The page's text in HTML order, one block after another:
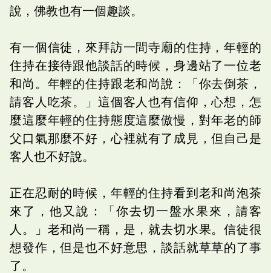
說，佛教也有一個趣談。
有一個信徒，來拜訪一間寺廟的住持，年輕的
住持在接待跟他談話的時候，身邊站了一位老
和尚。年輕的住持跟老和尚說：「你去倒茶，
請客人吃茶。」這個客人也有信仰，心想，怎
麼這麼年輕的住持態度這麼傲慢，對年老的師
父口氣那麼不好，心裡就有了成見，但自己是
客人也不好說。
正在忍耐的時候，年輕的住持看到老和尚泡茶
來了，他又說：「你去切一盤水果來，請客
人。」老和尚一稱，是，就去切水果。信徒很
想發作，但是也不好意思，談話就草草的了事
了。